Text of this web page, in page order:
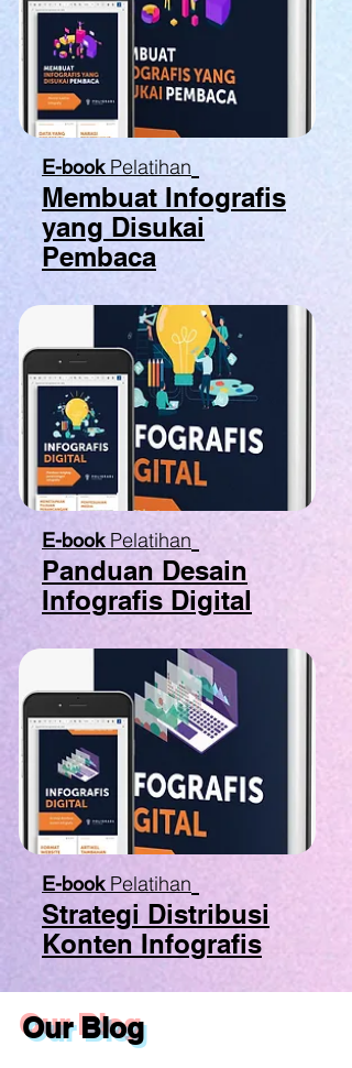
E-book Pelatihan
Membuat Infografis
yang Disukai
Pembaca
E-book Pelatihan
Panduan Desain
Infografis Digital
E-book Pelatihan
Strategi Distribusi
Konten Infografis
Our Blog